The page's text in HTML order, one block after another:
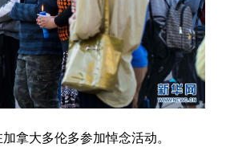
频 图片 政务
文件 金融 汽车
人居 信息化 数字经济
振兴 银龄 溯源中国
游 能源
大多伦多参加悼念活动。